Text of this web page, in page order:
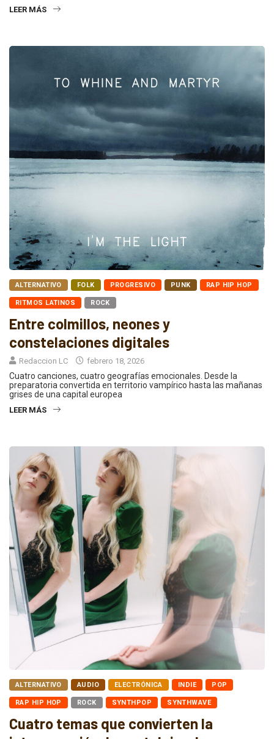
LEER MÁS
ALTERNATIVO FOLK PROGRESIVO PUNK RAP HIP HOP
RITMOS LATINOS ROCK
Entre colmillos, neones y
constelaciones digitales
Redaccion LC febrero 18, 2026
Cuatro canciones, cuatro geografías emocionales. Desde la
preparatoria convertida en territorio vampírico hasta las mañanas
grises de una capital europea
LEER MÁS
ALTERNATIVO AUDIO ELECTRÓNICA INDIE POP
RAP HIP HOP ROCK SYNTHPOP SYNTHWAVE
Cuatro temas que convierten la